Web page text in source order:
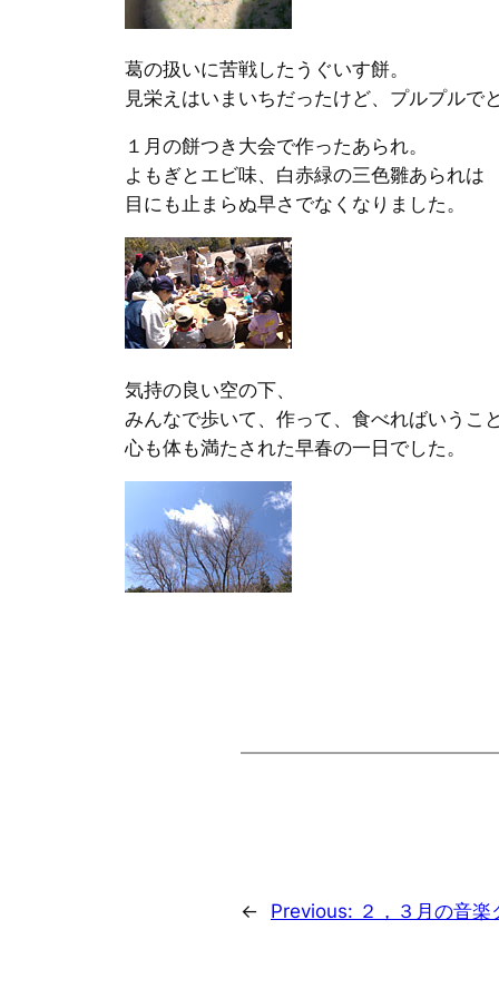
葛の扱いに苦戦したうぐいす餅。
見栄えはいまいちだったけど、プルプルで
１月の餅つき大会で作ったあられ。
よもぎとエビ味、白赤緑の三色雛あられは
目にも止まらぬ早さでなくなりました。
気持の良い空の下、
みんなで歩いて、作って、食べればいうこ
心も体も満たされた早春の一日でした。
← Previous: ２，３月の音楽